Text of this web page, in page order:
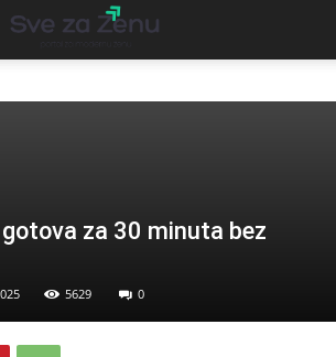
za 30 minuta bez
5629 0